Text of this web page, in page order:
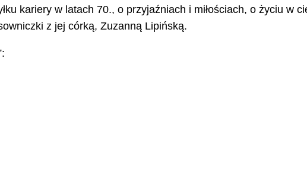
kariery w latach 70., o przyjaźniach i miłościach, o życiu w
z jej córką, Zuzanną Lipińską.